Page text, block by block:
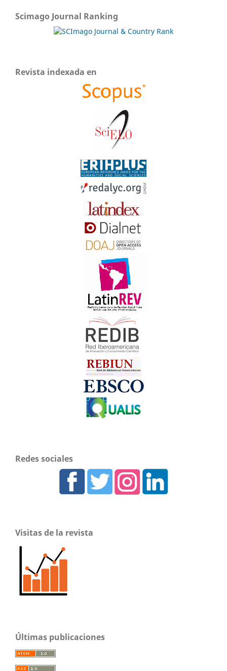
Scimago Journal Ranking
Revista indexada en
Redes sociales
Visitas de la revista
Últimas publicaciones